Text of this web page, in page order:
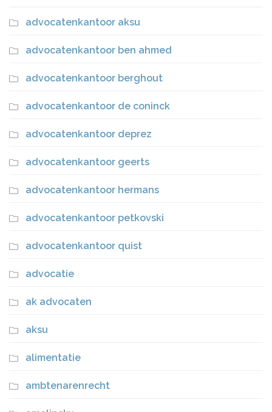
advocatenkantoor aksu
advocatenkantoor ben ahmed
advocatenkantoor berghout
advocatenkantoor de coninck
advocatenkantoor deprez
advocatenkantoor geerts
advocatenkantoor hermans
advocatenkantoor petkovski
advocatenkantoor quist
advocatie
ak advocaten
aksu
alimentatie
ambtenarenrecht